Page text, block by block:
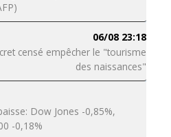
06/08 23:18
censé empêcher le "tourisme
des naissances"
Dow Jones -0,85%,
-0,18%